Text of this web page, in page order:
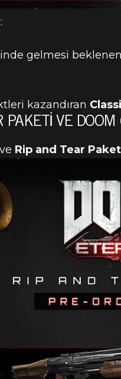
gelmesi
kazandıran
VE
Rip and Tear